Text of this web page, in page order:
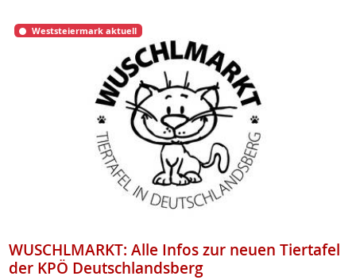
Weststeiermark aktuell
WUSCHLMARKT: Alle Infos zur neuen Tiertafel
der KPÖ Deutschlandsberg